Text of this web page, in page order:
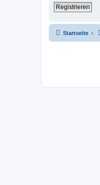
Registrieren
Startseite